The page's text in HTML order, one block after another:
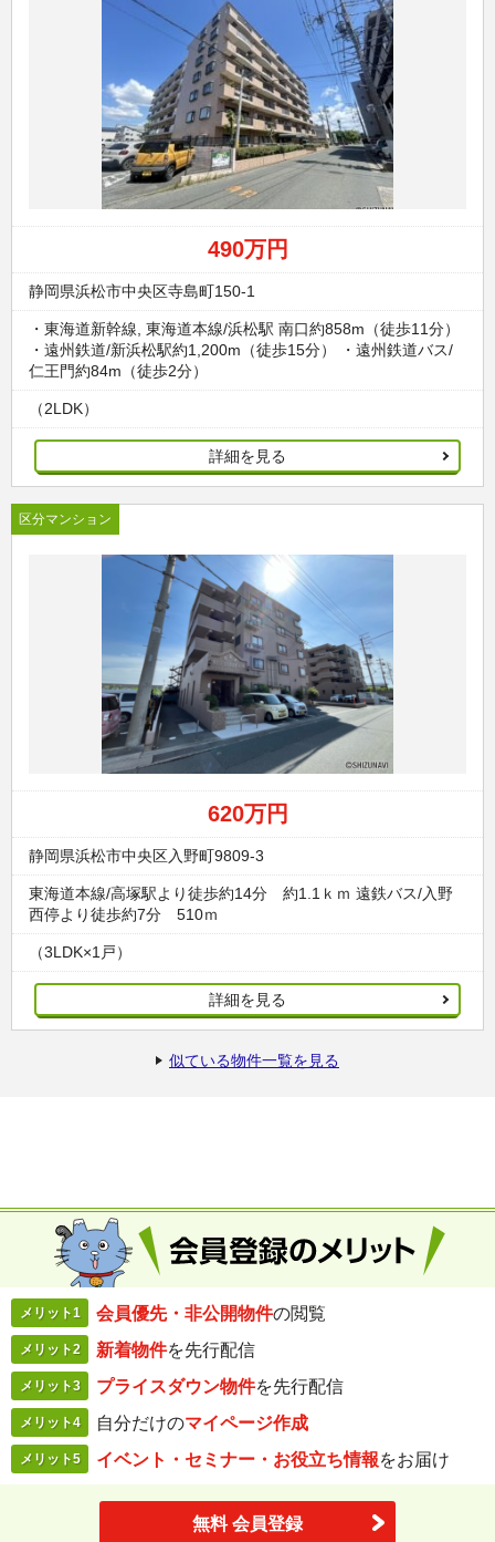
490万円
静岡県浜松市中央区寺島町150-1
・東海道新幹線, 東海道本線/浜松駅 南口約858m（徒歩11分）
・遠州鉄道/新浜松駅約1,200m（徒歩15分） ・遠州鉄道バス/
仁王門約84m（徒歩2分）
（2LDK）
詳細を見る
区分マンション
620万円
静岡県浜松市中央区入野町9809-3
東海道本線/高塚駅より徒歩約14分 約1.1ｋｍ 遠鉄バス/入野
西停より徒歩約7分 510ｍ
（3LDK×1戸）
詳細を見る
似ている物件一覧を見る
メリット1 会員優先・ 非公開物件の閲覧
メリット2 新着物件を先行配信
メリット3 プライスダウン物件を先行配信
メリット4 自分だけのマイページ作成
メリット5 イベント・セミナー・ お役立ち情報をお届け
無料 会員登録